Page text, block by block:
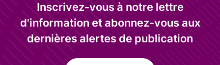
Inscrivez-vous à notre lettre
d'information et abonnez-vous aux
dernières alertes de publication